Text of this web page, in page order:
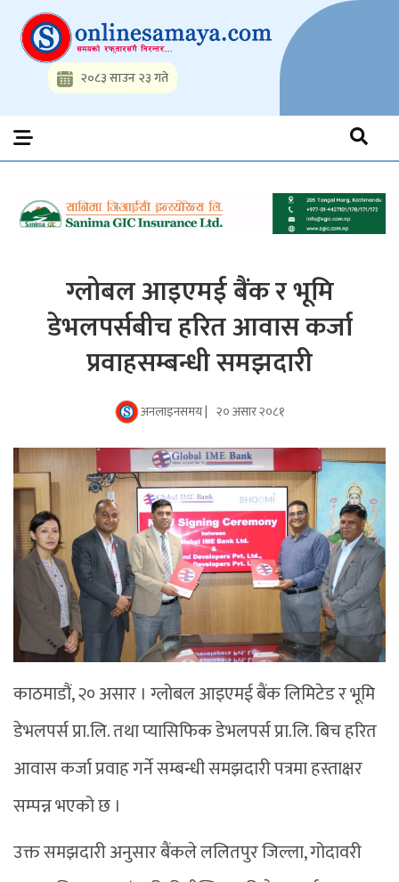
content
Onlinesamaya.com
Nepal News Portal, Business, Hot News, Interview, Opinions,
Politics, Science, Technology, Social, Media, Sports, Youth, Model
Watch, Movies
२०८३ साउन २३ गते
ग्लोबल आइएमई बैंक र भूमि
डेभलपर्सबीच हरित आवास कर्जा
प्रवाहसम्बन्धी समझदारी
अनलाइनसमय | २० असार २०८१
काठमाडौं, २० असार । ग्लोबल आइएमई बैंक लिमिटेड र भूमि
डेभलपर्स प्रा.लि. तथा प्यासिफिक डेभलपर्स प्रा.लि. बिच हरित
आवास कर्जा प्रवाह गर्ने सम्बन्धी समझदारी पत्रमा हस्ताक्षर
सम्पन्न भएको छ ।
उक्त समझदारी अनुसार बैंकले ललितपुर जिल्ला, गोदावरी